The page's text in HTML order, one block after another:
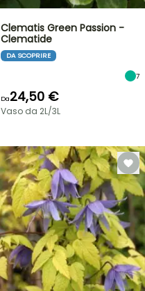
Clematis Green Passion -
Clematide
DA SCOPRIRE
7
Da24,50 €
Vaso da 2L/3L